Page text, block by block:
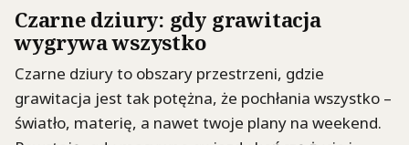
Czarne dziury: gdy grawitacja
wygrywa wszystko
Czarne dziury to obszary przestrzeni, gdzie
grawitacja jest tak potężna, że pochłania wszystko –
światło, materię, a nawet twoje plany na weekend.